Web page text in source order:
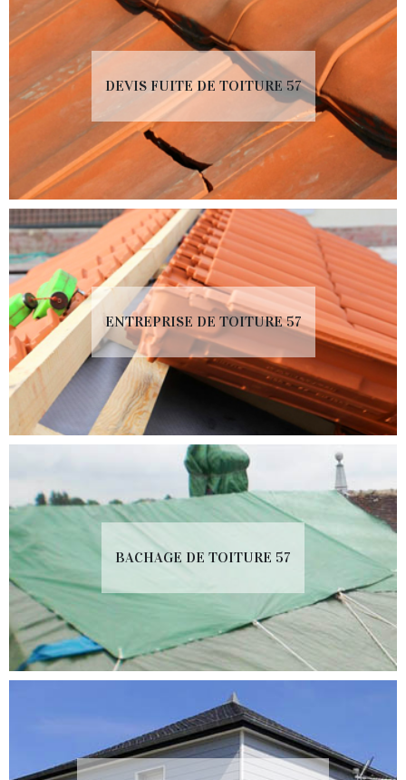
DEVIS FUITE DE TOITURE 57
ENTREPRISE DE TOITURE 57
BACHAGE DE TOITURE 57